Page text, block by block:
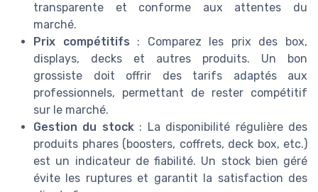
transparente et conforme aux attentes du
marché.
Prix compétitifs : Comparez les prix des box,
displays, decks et autres produits. Un bon
grossiste doit offrir des tarifs adaptés aux
professionnels, permettant de rester compétitif
sur le marché.
Gestion du stock: La disponibilité régulière des
produits phares (boosters, coffrets, deck box, etc.)
est un indicateur de fiabilité. Un stock bien géré
évite les ruptures et garantit la satisfaction des